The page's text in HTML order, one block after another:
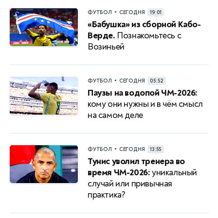
ФУТБОЛ • СЕГОДНЯ 19:01
«Бабушка» из сборной Кабо-
Верде. Познакомьтесь с
Возиньей
ФУТБОЛ • СЕГОДНЯ 05:52
Паузы на водопой ЧМ-2026:
кому они нужны и в чём смысл
на самом деле
ФУТБОЛ • СЕГОДНЯ 13:55
Тунис уволил тренера во
время ЧМ-2026:уникальный
случай или привычная
практика?